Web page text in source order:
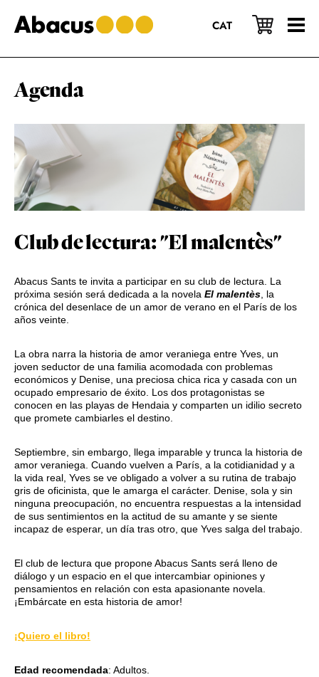
al
contenido
a
la
lateral
al
pie
página
CAT
Agenda
Club de lectura: "El malentès"
Abacus Sants te invita a participar en su club de lectura. La
próxima sesión será dedicada a la novela El malentès, la
crónica del desenlace de un amor de verano en el París de los
años veinte.
La obra narra la historia de amor veraniega entre Yves, un
joven seductor de una familia acomodada con problemas
económicos y Denise, una preciosa chica rica y casada con un
ocupado empresario de éxito. Los dos protagonistas se
conocen en las playas de Hendaia y comparten un idilio secreto
que promete cambiarles el destino.
Septiembre, sin embargo, llega imparable y trunca la historia de
amor veraniega. Cuando vuelven a París, a la cotidianidad y a
la vida real, Yves se ve obligado a volver a su rutina de trabajo
gris de oficinista, que le amarga el carácter. Denise, sola y sin
ninguna preocupación, no encuentra respuestas a la intensidad
de sus sentimientos en la actitud de su amante y se siente
incapaz de esperar, un día tras otro, que Yves salga del trabajo.
El club de lectura que propone Abacus Sants será lleno de
diálogo y un espacio en el que intercambiar opiniones y
pensamientos en relación con esta apasionante novela.
¡Embárcate en esta historia de amor!
¡Quiero el libro!
Edad recomendada: Adultos.